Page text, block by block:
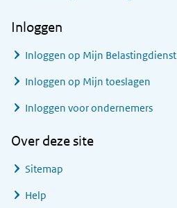
Inloggen
Inloggen op Mijn Belastingdienst
Inloggen op Mijn toeslagen
Inloggen voor ondernemers
Over deze site
Sitemap
Help